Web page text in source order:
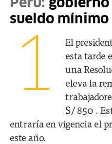
Perú: gobierno
sueldo mínimo
1
El
esta tarde
una
eleva la
S/ 850 .
entraría en vigencia el
este año.